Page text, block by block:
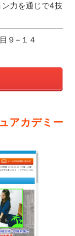
力を通じで4技
９−１４
アカデミー